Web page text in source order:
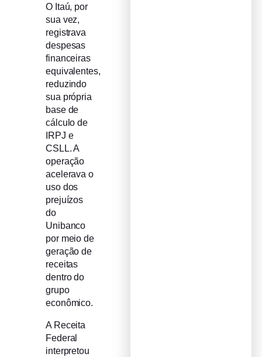
O Itaú, por
sua vez,
registrava
despesas
financeiras
equivalentes,
reduzindo
sua própria
base de
cálculo de
IRPJ e
CSLL. A
operação
acelerava o
uso dos
prejuízos
do
Unibanco
por meio de
geração de
receitas
dentro do
grupo
econômico.
A Receita
Federal
interpretou